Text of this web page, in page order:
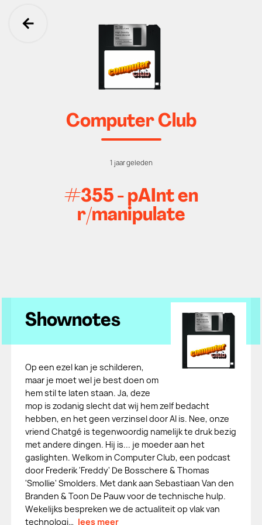
Ga terug
Computer Club
1 jaar geleden
#355 - pAInt en
r/manipulate
Shownotes
Op een ezel kan je schilderen,
maar je moet wel je best doen om
hem stil te laten staan. Ja, deze
mop is zodanig slecht dat wij hem zelf bedacht
hebben, en het geen verzinsel door AI is. Nee, onze
vriend Chatgé is tegenwoordig namelijk te druk bezig
met andere dingen. Hij is... je moeder aan het
gaslighten. Welkom in Computer Club, een podcast
door Frederik 'Freddy' De Bosschere & Thomas
'Smollie' Smolders. Met dank aan Sebastiaan Van den
Branden & Toon De Pauw voor de technische hulp.
Wekelijks bespreken we de actualiteit op vlak van
technologi… lees meer